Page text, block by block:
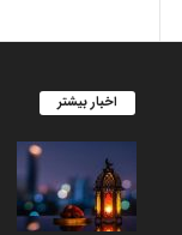
اخبار بیشتر